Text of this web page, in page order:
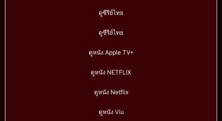
ดูซีรีย์ไทย
ดูซีรีย์ไทย
ดูหนัง Apple TV+
ดูหนัง NETFLIX
ดูหนัง Netflix
ดูหนัง Viu